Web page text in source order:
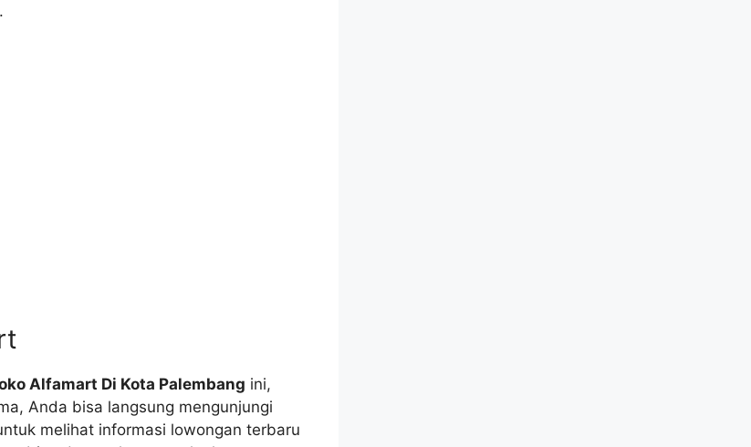
Alfamart Di Kota Palembang ini,
Anda bisa langsung mengunjungi
melihat informasi lowongan terbaru